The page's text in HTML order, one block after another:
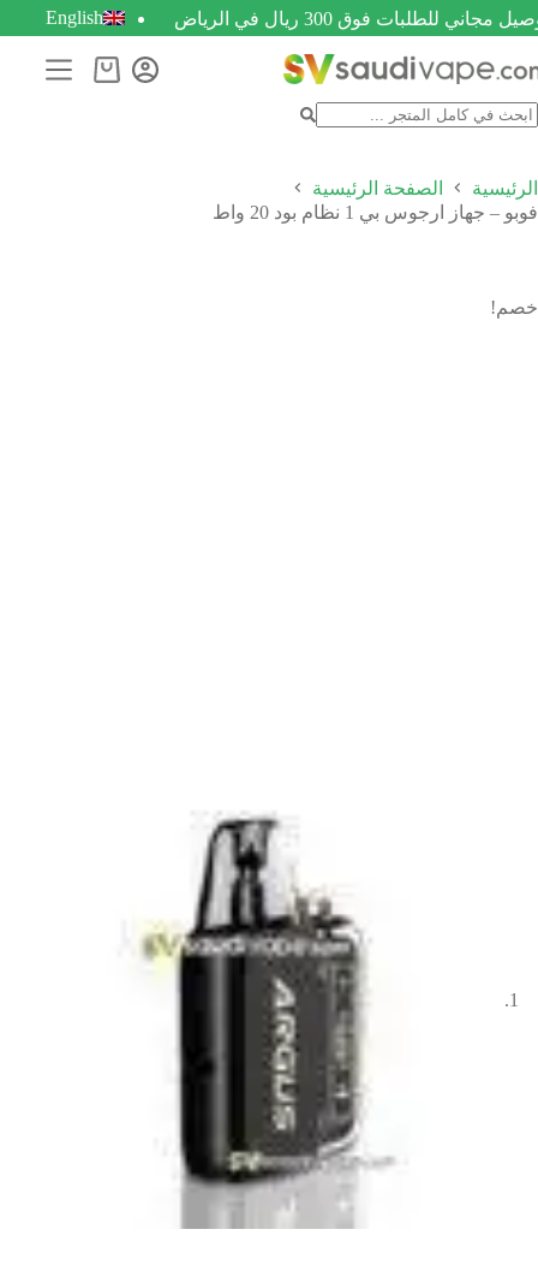
مجاني للطلبات فوق 300 ريال في الرياض English
الرئيسية
الصفحة الرئيسية
فوبو – جهاز ارجوس بي 1 نظام بود 20 واط
خصم!